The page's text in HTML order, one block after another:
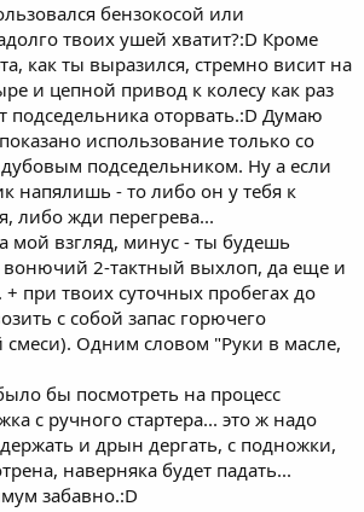
бензокосой или
твоих ушей хватит?:D Кроме
как ты выразился, стремно висит на
и цепной привод к колесу как раз
подседельника оторвать.:D Думаю
использование только со
подседельником. Ну а если
напялишь - то либо он у тебя к
либо жди перегрева...
мой взгляд, минус - ты будешь
2-тактный выхлоп, да еще и
при твоих суточных пробегах до
с собой запас горючего
смеси). Одним словом "Руки в масле,
бы посмотреть на процесс
с ручного стартера... это ж надо
и дрын дергать, с подножки,
наверняка будет падать...
забавно.:D